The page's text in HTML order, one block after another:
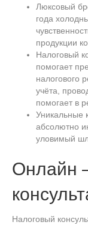
Люксовый
года
продукции
Налоговый
помогает
налогового
учёта,
помогает в
Уникальные
абсолютно
уловимый
Онлайн
Налоговый